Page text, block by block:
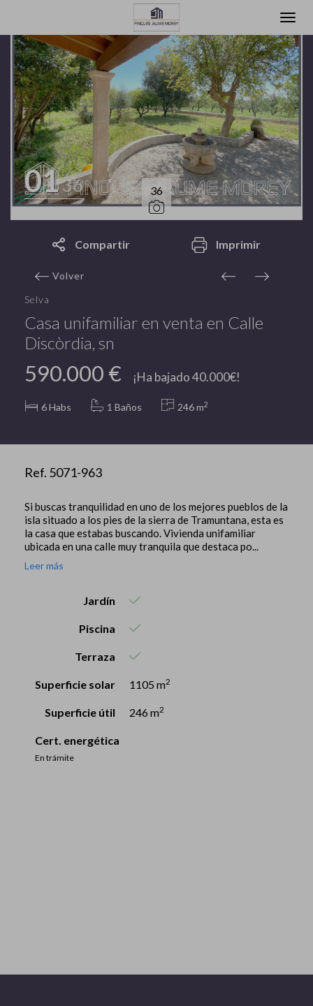
0136 36
Compartir Imprimir
Volver
Selva
Casa unifamiliar en venta en Calle
Discòrdia, sn
590.000 € ¡Ha bajado 40.000€!
6Habs 1 Baños 246 m2
Ref. 5071-963
Si buscas tranquilidad en uno de los mejores pueblos de la
isla situado a los pies de la sierra de Tramuntana, esta es
la casa que estabas buscando. Vivienda unifamiliar
ubicada en una calle muy tranquila que destaca po...
Leer más
Jardín
Piscina
Terraza
Superficie solar 1105 m2
Superficie útil 246 m2
Cert. energética
En trámite